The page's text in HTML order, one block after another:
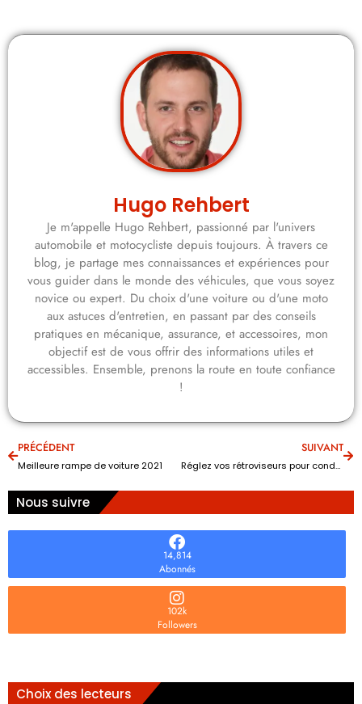
Hugo Rehbert
Je m'appelle Hugo Rehbert, passionné par l'univers
automobile et motocycliste depuis toujours. À travers ce
blog, je partage mes connaissances et expériences pour
vous guider dans le monde des véhicules, que vous soyez
novice ou expert. Du choix d'une voiture ou d'une moto
aux astuces d'entretien, en passant par des conseils
pratiques en mécanique, assurance, et accessoires, mon
objectif est de vous offrir des informations utiles et
accessibles. Ensemble, prenons la route en toute confiance
!
PRÉCÉDENT
Meilleure rampe de voiture 2021
SUIVANT
Réglez vos rétroviseurs pour conduire en toute sécurité
Nous suivre
14,814
Abonnés
102k
Followers
Choix des lecteurs